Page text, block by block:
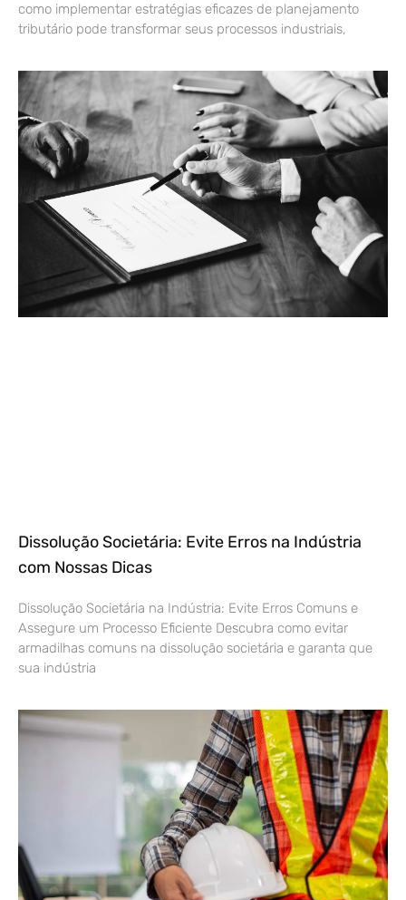
como implementar estratégias eficazes de planejamento
tributário pode transformar seus processos industriais,
Dissolução Societária: Evite Erros na Indústria
com Nossas Dicas
Dissolução Societária na Indústria: Evite Erros Comuns e
Assegure um Processo Eficiente Descubra como evitar
armadilhas comuns na dissolução societária e garanta que
sua indústria